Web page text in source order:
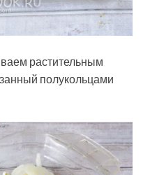
растительным
полукольцами